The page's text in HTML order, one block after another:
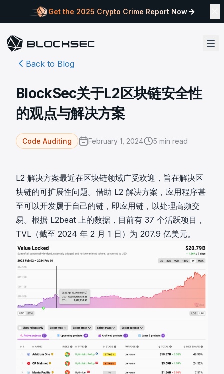
Get the 2025 Crypto Crime Report Now
Back to Blog
BlockSec关于L2区块链安全性
的观点与解决方案
Code Auditing February 1, 2024 5 min read
L2 解决方案最近在区块链领域广受欢迎，旨在解决区
块链的可扩展性问题。借助 L2 解决方案，应用程序甚
至可以开发属于自己的链，即应用链，以处理高频交
易。根据 L2beat 上的数据，目前有 37 个活跃项目，
TVL（截至 2024 年 2 月 1 日）为 207.9 亿美元。